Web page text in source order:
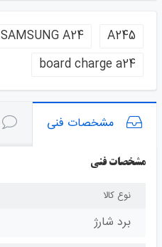
A245
SAMSUNG A24
board charge a24
مشخصات فنی
مشخصات فنی
نوع کالا
برد شارژ